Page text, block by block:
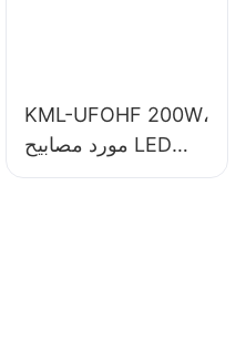
KML-UFOHF 200W،
مورد مصابيح LED
عالية الإضاءة للإضاءة